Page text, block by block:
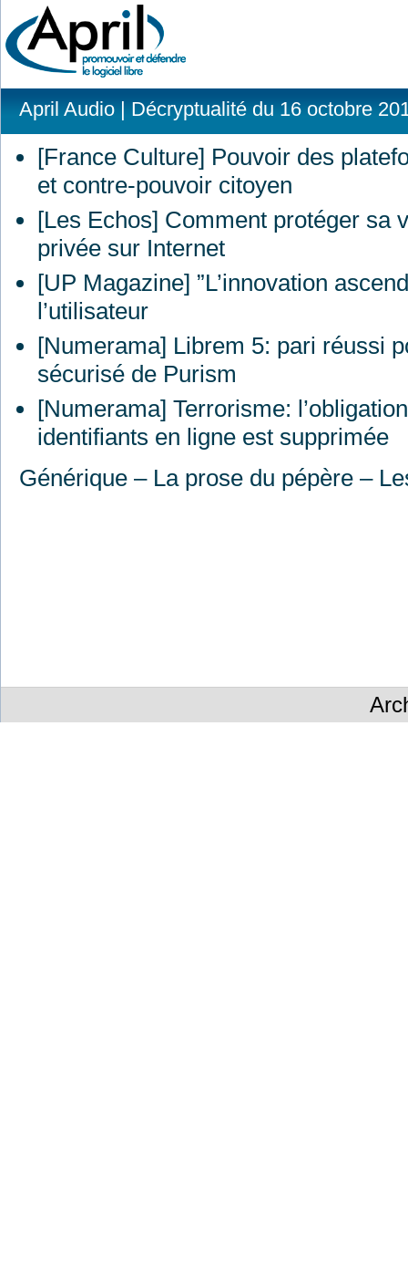
April Audio| Décryptualité du 16 octobre
[France Culture] Pouvoir des
et contre-pouvoir citoyen
[Les Echos] Comment protéger sa
privée sur Internet
[UP Magazine] ”L’innovation
l’utilisateur
[Numerama] Librem 5: pari réussi
sécurisé de Purism
[Numerama] Terrorisme:
identifiants en ligne est supprimée
Générique – La prose du pépère –